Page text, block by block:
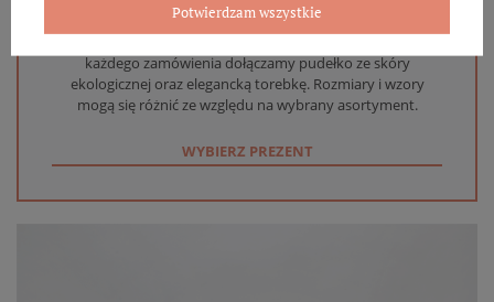
Biżuterię i zegarki zakupione w sklepie internetowym
każdego zamówienia dołączamy pudełko ze skóry
ekologicznej oraz elegancką torebkę. Rozmiary i wzory
mogą się różnić ze względu na wybrany asortyment.
WYBIERZ PREZENT
Potwierdzam wszystkie